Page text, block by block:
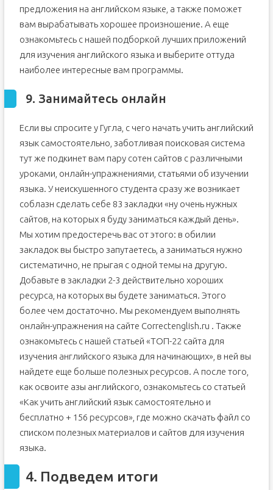
предложения на английском языке, а также поможет
вам вырабатывать хорошее произношение. А еще
ознакомьтесь с нашей подборкой лучших приложений
для изучения английского языка и выберите оттуда
наиболее интересные вам программы.
9. Занимайтесь онлайн
Если вы спросите у Гугла, с чего начать учить английский
язык самостоятельно, заботливая поисковая система
тут же подкинет вам пару сотен сайтов с различными
уроками, онлайн-упражнениями, статьями об изучении
языка. У неискушенного студента сразу же возникает
соблазн сделать себе 83 закладки «ну очень нужных
сайтов, на которых я буду заниматься каждый день».
Мы хотим предостеречь вас от этого: в обилии
закладок вы быстро запутаетесь, а заниматься нужно
систематично, не прыгая с одной темы на другую.
Добавьте в закладки 2-3 действительно хороших
ресурса, на которых вы будете заниматься. Этого
более чем достаточно. Мы рекомендуем выполнять
онлайн-упражнения на сайте Correctenglish.ru . Также
ознакомьтесь с нашей статьей «ТОП-22 сайта для
изучения английского языка для начинающих», в ней вы
найдете еще больше полезных ресурсов. А после того,
как освоите азы английского, ознакомьтесь со статьей
«Как учить английский язык самостоятельно и
бесплатно + 156 ресурсов», где можно скачать файл со
списком полезных материалов и сайтов для изучения
языка.
4. Подведем итоги